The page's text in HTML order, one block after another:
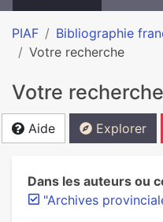
PIAF
Bibliographie
Votre recherche
Votre recherche
Aide Explorer
Dans les auteurs ou
"Archives